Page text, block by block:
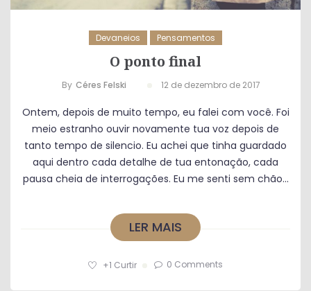
Devaneios Pensamentos
O ponto final
By Céres Felski 12 de dezembro de 2017
Ontem, depois de muito tempo, eu falei com você. Foi
meio estranho ouvir novamente tua voz depois de
tanto tempo de silencio. Eu achei que tinha guardado
aqui dentro cada detalhe de tua entonação, cada
pausa cheia de interrogações. Eu me senti sem chão...
LER MAIS
+1 Curtir 0 Comments